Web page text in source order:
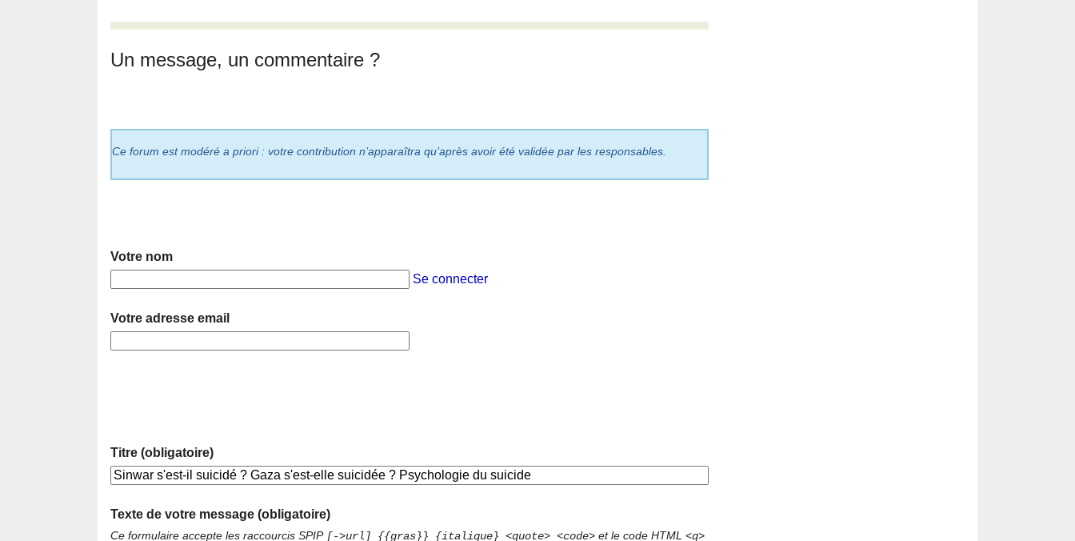
Un message, un commentaire ?
Ce forum est modéré a priori : votre contribution n’apparaîtra qu’après avoir été validée par les responsables.
Votre nom
Se connecter
Votre adresse email
Titre (obligatoire)
Texte de votre message (obligatoire)
Ce formulaire accepte les raccourcis SPIP [->url] {{gras}} {italique} <quote> <code> et le code HTML <q>